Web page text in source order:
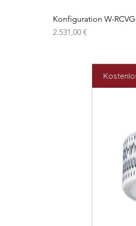
Konfiguration W-
Preis
2.531,00 €